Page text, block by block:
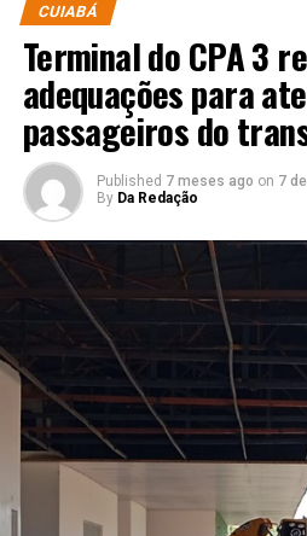
CUIABÁ
Terminal do CPA 3
adequações para
passageiros do
Published 7 meses ago on 7
By Da Redação